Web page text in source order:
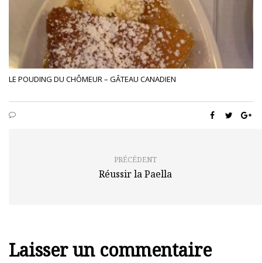
LE POUDING DU CHÔMEUR – GÂTEAU CANADIEN
PRÉCÉDENT
Réussir la Paella
Laisser un commentaire